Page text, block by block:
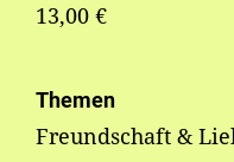
13,00 €
Themen
Freundschaft &